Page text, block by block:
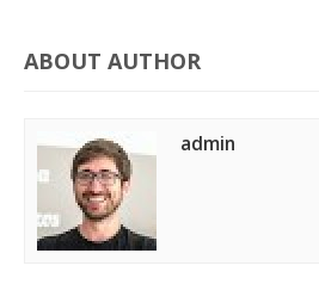
ABOUT AUTHOR
admin